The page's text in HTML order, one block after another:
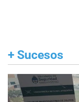
+ Sucesos